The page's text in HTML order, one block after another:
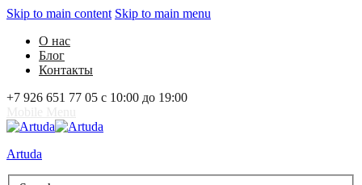
Skip to main content Skip to main menu
О нас
Блог
Контакты
+7 926 651 77 05 с 10:00 до 19:00
Artuda